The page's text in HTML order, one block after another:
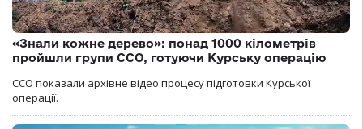
«Знали кожне дерево»: понад 1000 кілометрів
пройшли групи ССО, готуючи Курську операцію
ССО показали архівне відео процесу підготовки Курської
операції.